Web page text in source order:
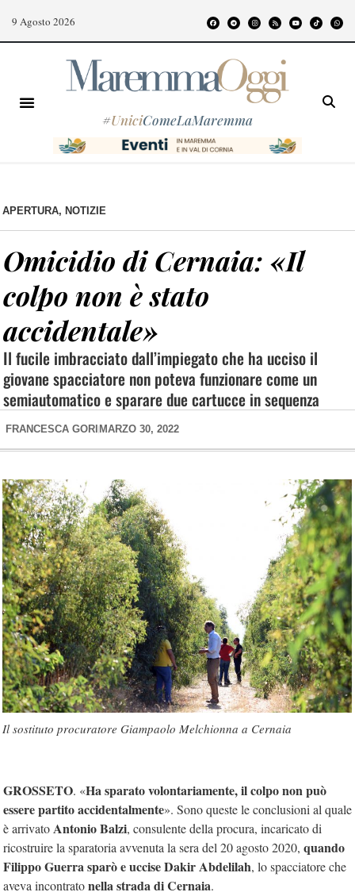
9 Agosto 2026
#UniciComeLaMaremma
APERTURA, NOTIZIE
Omicidio di Cernaia: «Il
colpo non è stato
accidentale»
Il fucile imbracciato dall’impiegato che ha ucciso il
giovane spacciatore non poteva funzionare come un
semiautomatico e sparare due cartucce in sequenza
FRANCESCA GORI MARZO 30, 2022
Il sostituto procuratore Giampaolo Melchionna a Cernaia
GROSSETO. «Ha sparato volontariamente, il colpo non può
essere partito accidentalmente». Sono queste le conclusioni al quale
è arrivatoAntonio Balzi, consulente della procura, incaricato di
ricostruire la sparatoria avvenuta la sera del 20 agosto 2020, quando
Filippo Guerra sparò e uccise Dakir Abdelilah, lo spacciatore che
aveva incontratonella strada di Cernaia.